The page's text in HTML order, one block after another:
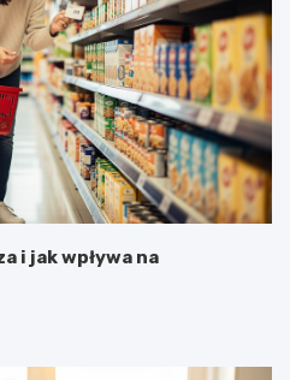
i jak wpływa na